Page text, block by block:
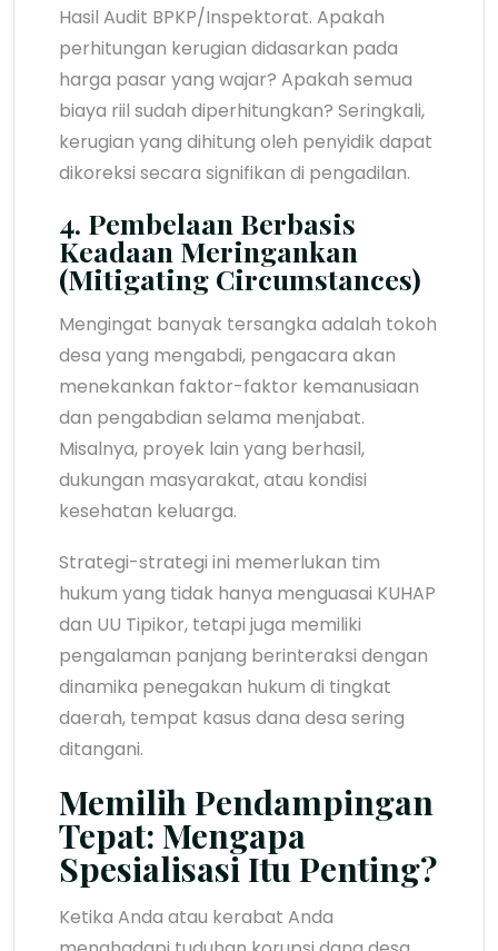
Hasil Audit BPKP/Inspektorat. Apakah
perhitungan kerugian didasarkan pada
harga pasar yang wajar? Apakah semua
biaya riil sudah diperhitungkan? Seringkali,
kerugian yang dihitung oleh penyidik dapat
dikoreksi secara signifikan di pengadilan.
4. Pembelaan Berbasis
Keadaan Meringankan
(Mitigating Circumstances)
Mengingat banyak tersangka adalah tokoh
desa yang mengabdi, pengacara akan
menekankan faktor-faktor kemanusiaan
dan pengabdian selama menjabat.
Misalnya, proyek lain yang berhasil,
dukungan masyarakat, atau kondisi
kesehatan keluarga.
Strategi-strategi ini memerlukan tim
hukum yang tidak hanya menguasai KUHAP
dan UU Tipikor, tetapi juga memiliki
pengalaman panjang berinteraksi dengan
dinamika penegakan hukum di tingkat
daerah, tempat kasus dana desa sering
ditangani.
Memilih Pendampingan
Tepat: Mengapa
Spesialisasi Itu Penting?
Ketika Anda atau kerabat Anda